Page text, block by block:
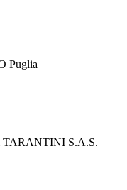
Puglia
S.A.S.